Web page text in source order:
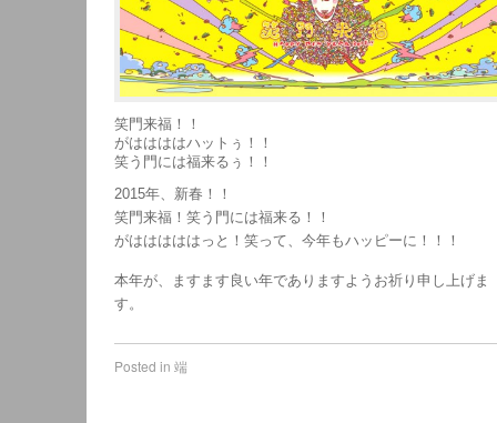
笑門来福！！
がははははハットぅ！！
笑う門には福来るぅ！！
2015年、新春！！
笑門来福！笑う門には福来る！！
がはははははっと！笑って、今年もハッピーに！！！
本年が、ますます良い年でありますようお祈り申し上げま
す。
Posted in 端